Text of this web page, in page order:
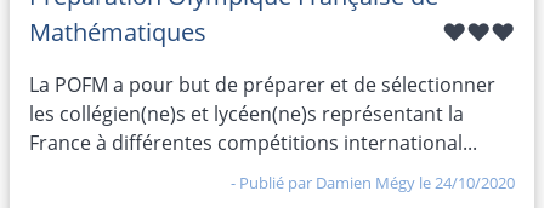
Mathématiques
♥♥♥
La POFM a pour but de préparer et de sélectionner
les collégien(ne)s et lycéen(ne)s représentant la
France à différentes compétitions international...
- Publié par Damien Mégy le 24/10/2020